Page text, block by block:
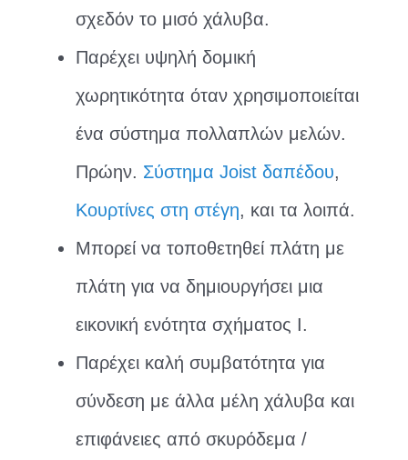
σχεδόν το μισό χάλυβα.
Παρέχει υψηλή δομική
χωρητικότητα όταν χρησιμοποιείται
ένα σύστημα πολλαπλών μελών.
Πρώην. Σύστημα Joist δαπέδου,
Κουρτίνες στη στέγη, και τα λοιπά.
Μπορεί να τοποθετηθεί πλάτη με
πλάτη για να δημιουργήσει μια
εικονική ενότητα σχήματος Ι.
Παρέχει καλή συμβατότητα για
σύνδεση με άλλα μέλη χάλυβα και
επιφάνειες από σκυρόδεμα /